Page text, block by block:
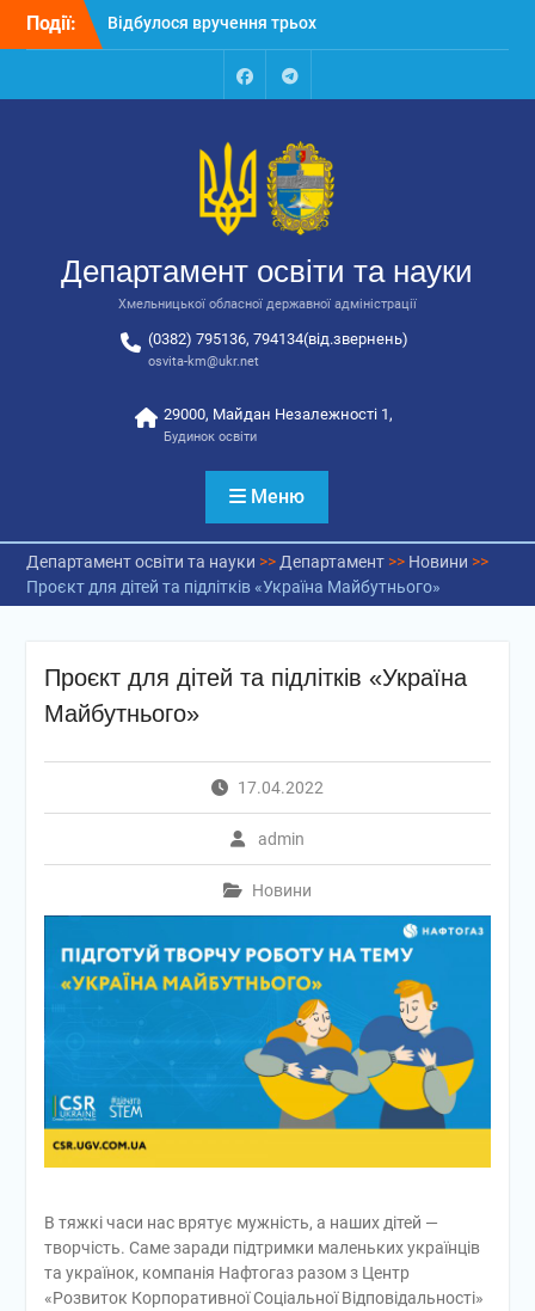
Перейти
Події:
Відбулося вручення трьох
автобусів для потреб
Відбулося засідання
освіти та науки обласної
державної адміністрації
Відбулась обласна
національно-патріотичне
виховання
FacebookTalegram
Департамент освіти та науки
Хмельницької обласної державної адміністрації
(0382) 795136, 794134(від.звернень)
osvita-km@ukr.net
29000, Майдан Незалежності 1,
Будинок освіти
Меню
Департамент освіти та науки >> Департамент>> Новини >>
Проєкт для дітей та підлітків «Україна Майбутнього»
Проєкт для дітей та підлітків «Україна
Майбутнього»
17.04.2022
admin
Новини
В тяжкі часи нас врятує мужність, а наших дітей —
творчість. Саме заради підтримки маленьких українців
та українок, компанія Нафтогаз разом з Центр
«Розвиток Корпоративної Соціальної Відповідальності»